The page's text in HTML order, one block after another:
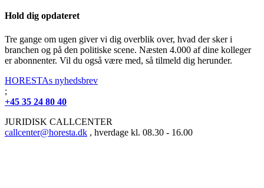
Hold dig opdateret
Tre gange om ugen giver vi dig overblik over, hvad der sker i
branchen og på den politiske scene. Næsten 4.000 af dine kolleger
er abonnenter. Vil du også være med, så tilmeld dig herunder.
HORESTAs nyhedsbrev
;
+45 35 24 80 40
JURIDISK CALLCENTER
callcenter@horesta.dk , hverdage kl. 08.30 - 16.00